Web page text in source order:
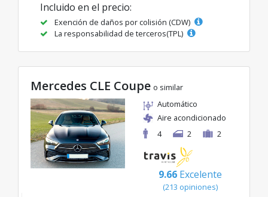
Incluido en el precio:
Exención de daños por colisión (CDW)
La responsabilidad de terceros(TPL)
Mercedes CLE Coupe o similar
Automático
Aire acondicionado
4
2 2
9.66 Excelente
(213 opiniones)